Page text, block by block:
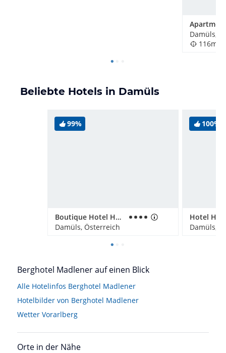
Damüls,
116m
Beliebte Hotels in Damüls
99%
Boutique Hotel Hohes Licht
Damüls, Österreich
100%
Hotel
Damüls,
Berghotel Madlener auf einen Blick
Alle Hotelinfos Berghotel Madlener
Hotelbilder von Berghotel Madlener
Wetter Vorarlberg
Orte in der Nähe